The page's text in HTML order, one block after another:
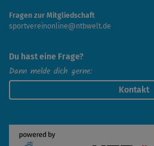
Fragen zur Mitgliedschaft
sportvereinonline@ntbwelt.de
Du hast eine Frage?
Dann melde dich gerne:
Kontakt